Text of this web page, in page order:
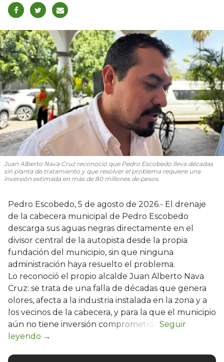
Juan Alberto Nava Cruz reconoció que Pedro Escobedo lleva décadas
sin planta de tratamiento y que resolver el problema requiere una
inversión estimada en más de 80 millones de pesos.
Pedro Escobedo, 5 de agosto de 2026.- El drenaje
de la cabecera municipal de Pedro Escobedo
descarga sus aguas negras directamente en el
divisor central de la autopista desde la propia
fundación del municipio, sin que ninguna
administración haya resuelto el problema.
Lo reconoció el propio alcalde Juan Alberto Nava
Cruz: se trata de una falla de décadas que genera
olores, afecta a la industria instalada en la zona y a
los vecinos de la cabecera, y para la que el municipio
aún no tiene inversión comprometida.